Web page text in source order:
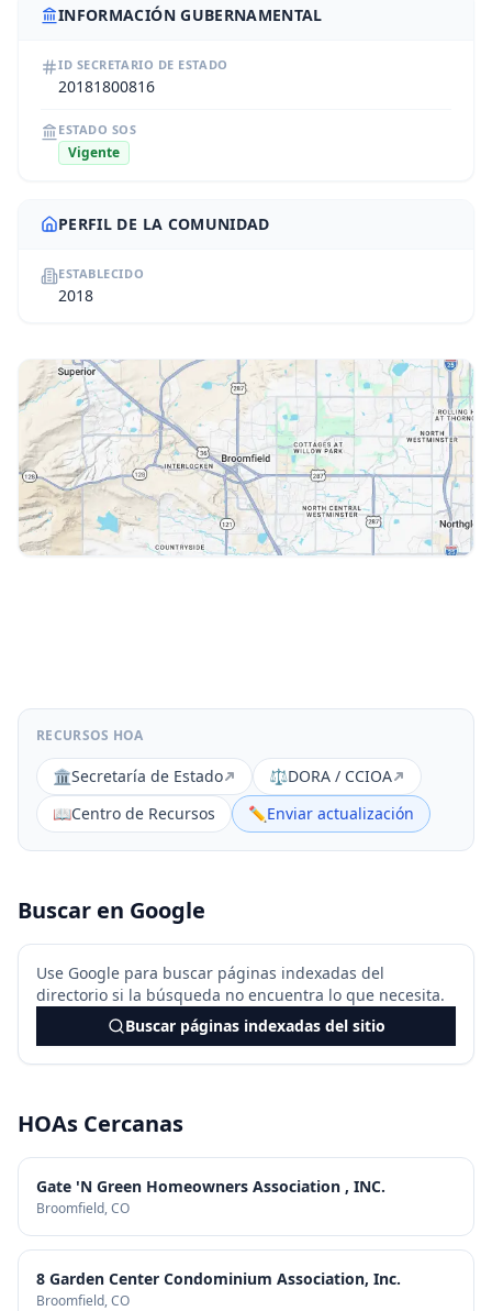
INFORMACIÓN GUBERNAMENTAL
ID SECRETARIO DE ESTADO
20181800816
ESTADO SOS
Vigente
PERFIL DE LA COMUNIDAD
ESTABLECIDO
2018
RECURSOS HOA
🏛️Secretaría de Estado ⚖️DORA / CCIOA
📖Centro de Recursos ✏️Enviar actualización
Buscar en Google
Use Google para buscar páginas indexadas del
directorio si la búsqueda no encuentra lo que necesita.
Buscar páginas indexadas del sitio
HOAs Cercanas
Gate 'N Green Homeowners Association , INC.
Broomfield, CO
8 Garden Center Condominium Association, Inc.
Broomfield, CO